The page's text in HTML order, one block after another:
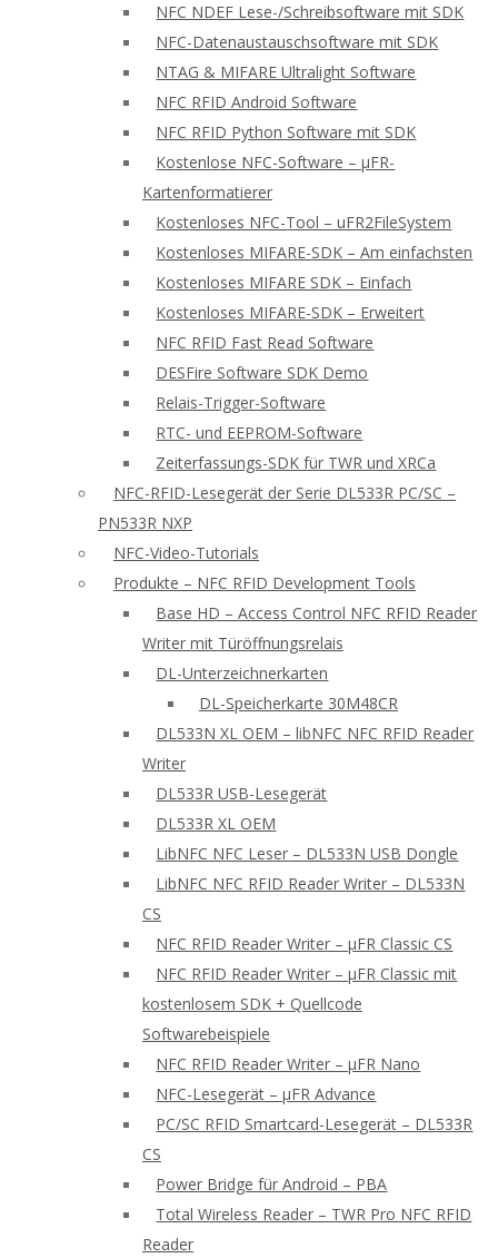
NFC NDEF Lese-/Schreibsoftware mit SDK
NFC-Datenaustauschsoftware mit SDK
NTAG & MIFARE Ultralight Software
NFC RFID Android Software
NFC RFID Python Software mit SDK
Kostenlose NFC-Software – μFR-
Kartenformatierer
Kostenloses NFC-Tool – uFR2FileSystem
Kostenloses MIFARE-SDK – Am einfachsten
Kostenloses MIFARE SDK – Einfach
Kostenloses MIFARE-SDK – Erweitert
NFC RFID Fast Read Software
DESFire Software SDK Demo
Relais-Trigger-Software
RTC- und EEPROM-Software
Zeiterfassungs-SDK für TWR und XRCa
NFC-RFID-Lesegerät der Serie DL533R PC/SC –
PN533R NXP
NFC-Video-Tutorials
Produkte – NFC RFID Development Tools
Base HD – Access Control NFC RFID Reader
Writer mit Türöffnungsrelais
DL-Unterzeichnerkarten
DL-Speicherkarte 30M48CR
DL533N XL OEM – libNFC NFC RFID Reader
Writer
DL533R USB-Lesegerät
DL533R XL OEM
LibNFC NFC Leser – DL533N USB Dongle
LibNFC NFC RFID Reader Writer – DL533N
CS
NFC RFID Reader Writer – μFR Classic CS
NFC RFID Reader Writer – μFR Classic mit
kostenlosem SDK + Quellcode
Softwarebeispiele
NFC RFID Reader Writer – μFR Nano
NFC-Lesegerät – μFR Advance
PC/SC RFID Smartcard-Lesegerät – DL533R
CS
Power Bridge für Android – PBA
Total Wireless Reader – TWR Pro NFC RFID
Reader